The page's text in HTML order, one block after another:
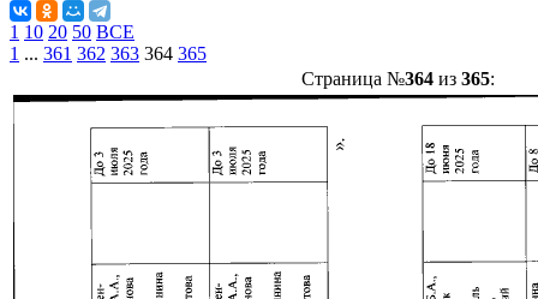
1 10 20 50 ВСЕ
1 ... 361 362 363 364 365
Страница №364из 365: